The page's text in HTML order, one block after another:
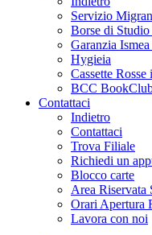
Servizio
Borse di
Garanzia
Hygieia
Cassette
BCC
Contattaci
Indietro
Contattaci
Trova Filiale
Richiedi un
Blocco carte
Area Riservata
Orari Apertura
Lavora con noi